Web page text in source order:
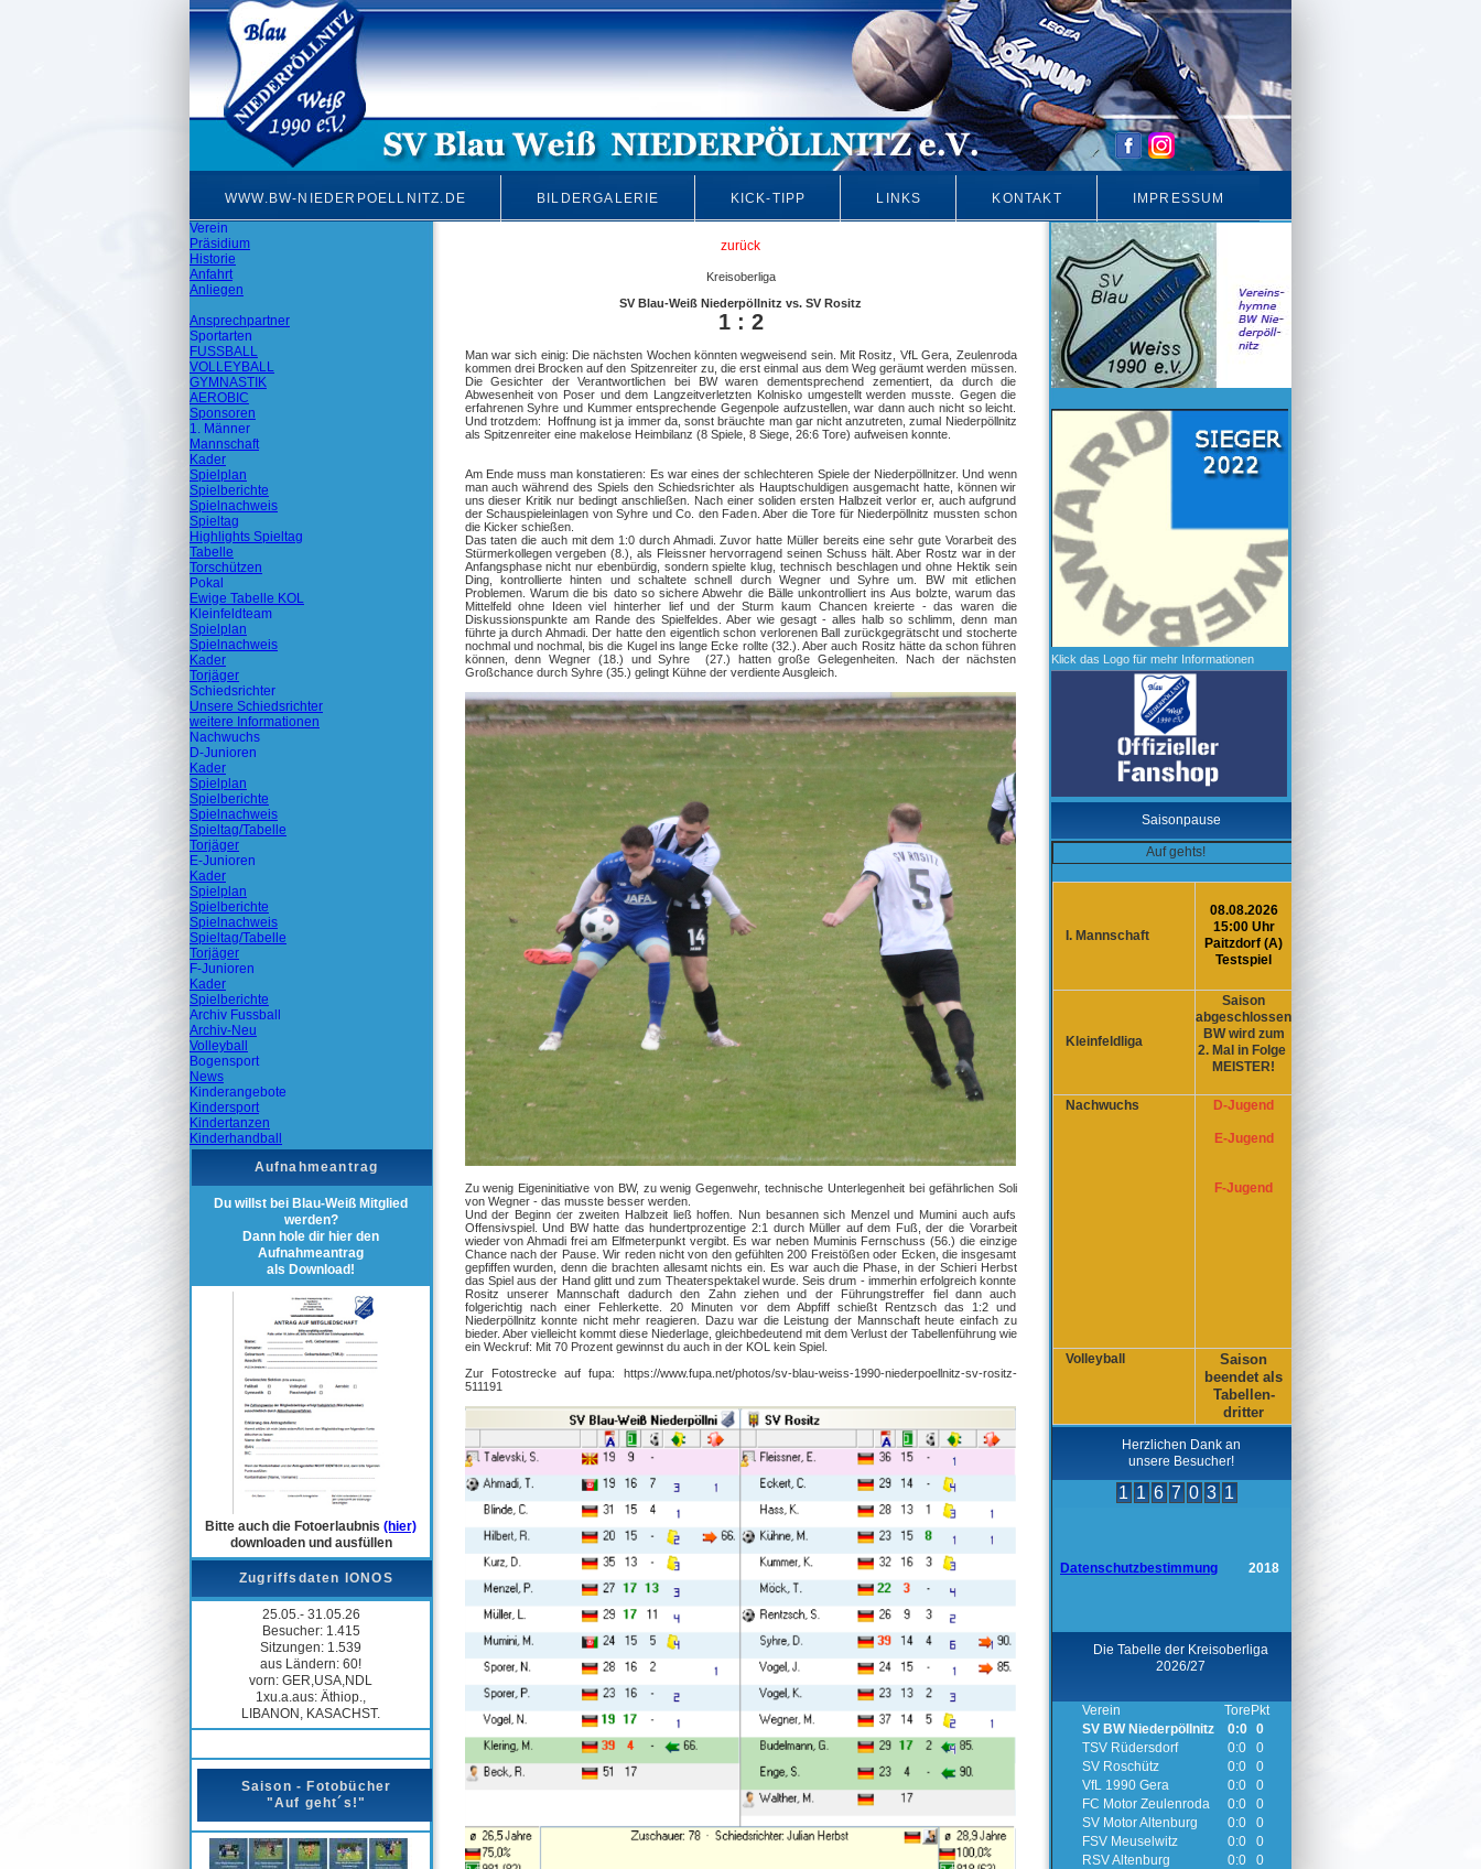
WWW.BW-NIEDERPOELLNITZ.DE BILDERGALERIE KICK-TIPP LINKS KONTAKT
IMPRESSUM
Verein
Präsidium
Historie
Anfahrt
Anliegen
Ansprechpartner
Sportarten
FUSSBALL
VOLLEYBALL
GYMNASTIK
AEROBIC
Sponsoren
1. Männer
Mannschaft
Kader
Spielplan
Spielberichte
Spielnachweis
Spieltag
Highlights Spieltag
Tabelle
Torschützen
Pokal
Ewige Tabelle KOL
Kleinfeldteam
Spielplan
Spielnachweis
Kader
Torjäger
Schiedsrichter
Unsere Schiedsrichter
weitere Informationen
Nachwuchs
D-Junioren
Kader
Spielplan
Spielberichte
Spielnachweis
Spieltag/Tabelle
Torjäger
E-Junioren
Kader
Spielplan
Spielberichte
Spielnachweis
Spieltag/Tabelle
Torjäger
F-Junioren
Kader
Spielberichte
Archiv Fussball
Archiv-Neu
Volleyball
Bogensport
News
Kinderangebote
Kindersport
Kindertanzen
Kinderhandball
Aufnahmeantrag
Du willst bei Blau-Weiß Mitglied
werden?
Dann hole dir hier den
Aufnahmeantrag
als Download!
Bitte auch die Fotoerlaubnis (hier)
downloaden und ausfüllen
Zugriffsdaten IONOS
25.05.- 31.05.26
Besucher: 1.415
Sitzungen: 1.539
aus Ländern: 60!
vorn: GER,USA,NDL
1xu.a.aus: Äthiop.,
LIBANON, KASACHST.
Saison - Fotobücher
"Auf geht´s!"
zurück
Kreisoberliga
SV Blau-Weiß Niederpöllnitz vs. SV Rositz
1 : 2
Man war sich einig: Die nächsten Wochen könnten wegweisend sein. Mit Rositz, VfL Gera, Zeulenroda
kommen drei Brocken auf den Spitzenreiter zu, die erst einmal aus dem Weg geräumt werden müssen.
Die Gesichter der Verantwortlichen bei BW waren dementsprechend zementiert, da durch die
Abwesenheit von Poser und dem Langzeitverletzten Kolnisko umgestellt werden musste. Gegen die
erfahrenen Syhre und Kummer entsprechende Gegenpole aufzustellen, war dann auch nicht so leicht.
Und trotzdem: Hoffnung ist ja immer da, sonst bräuchte man gar nicht anzutreten, zumal Niederpöllnitz
als Spitzenreiter eine makelose Heimbilanz (8 Spiele, 8 Siege, 26:6 Tore) aufweisen konnte.
Am Ende muss man konstatieren: Es war eines der schlechteren Spiele der Niederpöllnitzer. Und wenn
man auch während des Spiels den Schiedsrichter als Hauptschuldigen ausgemacht hatte, können wir
uns dieser Kritik nur bedingt anschließen. Nach einer soliden ersten Halbzeit verlor er, auch aufgrund
der Schauspieleinlagen von Syhre und Co. den Faden. Aber die Tore für Niederpöllnitz mussten schon
die Kicker schießen.
Das taten die auch mit dem 1:0 durch Ahmadi. Zuvor hatte Müller bereits eine sehr gute Vorarbeit des
Stürmerkollegen vergeben (8.), als Fleissner hervorragend seinen Schuss hält. Aber Rostz war in der
Anfangsphase nicht nur ebenbürdig, sondern spielte klug, technisch beschlagen und ohne Hektik sein
Ding, kontrollierte hinten und schaltete schnell durch Wegner und Syhre um. BW mit etlichen
Problemen. Warum die bis dato so sichere Abwehr die Bälle unkontrolliert ins Aus bolzte, warum das
Mittelfeld ohne Ideen viel hinterher lief und der Sturm kaum Chancen kreierte - das waren die
Diskussionspunkte am Rande des Spielfeldes. Aber wie gesagt - alles halb so schlimm, denn man
führte ja durch Ahmadi. Der hatte den eigentlich schon verlorenen Ball zurückgegrätscht und stocherte
nochmal und nochmal, bis die Kugel ins lange Ecke rollte (32.). Aber auch Rositz hätte da schon führen
können, denn Wegner (18.) und Syhre (27.) hatten große Gelegenheiten. Nach der nächsten
Großchance durch Syhre (35.) gelingt Kühne der verdiente Ausgleich.
Zu wenig Eigeninitiative von BW, zu wenig Gegenwehr, technische Unterlegenheit bei gefährlichen Soli
von Wegner - das musste besser werden.
Und der Beginn der zweiten Halbzeit ließ hoffen. Nun besannen sich Menzel und Mumini auch aufs
Offensivspiel. Und BW hatte das hundertprozentige 2:1 durch Müller auf dem Fuß, der die Vorarbeit
wieder von Ahmadi frei am Elfmeterpunkt vergibt. Es war neben Muminis Fernschuss (56.) die einzige
Chance nach der Pause. Wir reden nicht von den gefühlten 200 Freistößen oder Ecken, die insgesamt
gepfiffen wurden, denn die brachten allesamt nichts ein. Es war auch die Phase, in der Schieri Herbst
das Spiel aus der Hand glitt und zum Theaterspektakel wurde. Seis drum - immerhin erfolgreich konnte
Rositz unserer Mannschaft dadurch den Zahn ziehen und der Führungstreffer fiel dann auch
folgerichtig nach einer Fehlerkette. 20 Minuten vor dem Abpfiff schießt Rentzsch das 1:2 und
Niederpöllnitz konnte nicht mehr reagieren. Dazu war die Leistung der Mannschaft heute einfach zu
bieder. Aber vielleicht kommt diese Niederlage, gleichbedeutend mit dem Verlust der Tabellenführung wie
ein Weckruf: Mit 70 Prozent gewinnst du auch in der KOL kein Spiel.
Zur Fotostrecke auf fupa: https://www.fupa.net/photos/sv-blau-weiss-1990-niederpoellnitz-sv-rositz-
511191
Klick das Logo für mehr Informationen
Saisonpause
Auf gehts!
I. Mannschaft
08.08.2026
15:00 Uhr
Paitzdorf (A)
Testspiel
Kleinfeldliga
Saison
abgeschlossen
BW wird zum
2. Mal in Folge
MEISTER!
Nachwuchs D-Jugend
E-Jugend
F-Jugend
Volleyball
Saison
beendet als
Tabellen-
dritter
Herzlichen Dank an
unsere Besucher!
1 1 6 7 0 3 1
Datenschutzbestimmung 2018
Die Tabelle der Kreisoberliga
2026/27
Verein Tore Pkt
SV BW Niederpöllnitz
0:0
0
TSV Rüdersdorf
0:0
0
SV Roschütz
0:0
0
VfL 1990 Gera
0:0
0
FC Motor Zeulenroda
0:0
0
SV Motor Altenburg
0:0
0
FSV Meuselwitz
0:0
0
RSV Altenburg
0:0
0